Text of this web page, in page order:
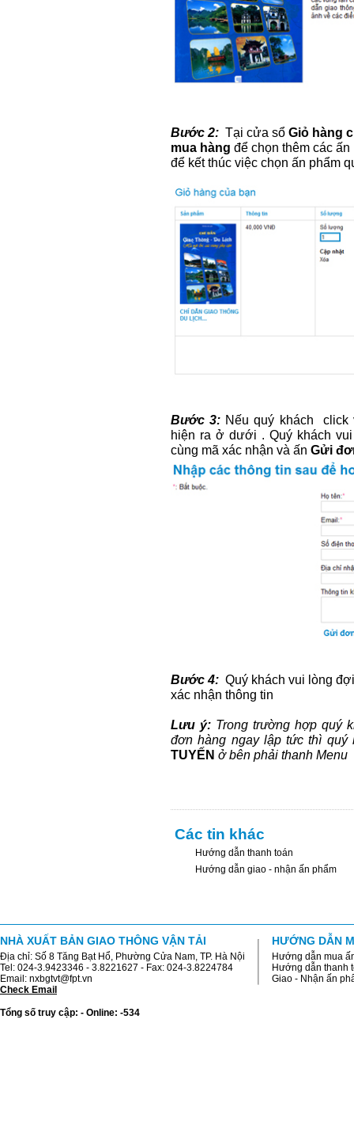
Bước 2: Tại cửa sổ Giỏ hàng
mua hàng để chọn thêm các
để kết thúc việc chọn ấn phẩm
Bước 3: Nếu quý khách
hiện ra ở dưới . Quý khách
cùng mã xác nhận và ấn Gửi
Bước 4: Quý khách vui lòng
xác nhận thông tin
Lưu ý:Trong trường hợp quý
đơn hàng ngay lập tức thì
TUYẾN ở bên phải thanh Menu
Các tin khác
Hướng dẫn thanh toán
Hướng dẫn giao - nhận ấn phẩm
NHÀ XUẤT BẢN GIAO THÔNG VẬN TẢI
Địa chỉ: Số 8 Tăng Bạt Hổ, Phường Cửa Nam, TP. Hà Nội
Tel: 024-3.9423346 - 3.8221627 - Fax: 024-3.8224784
Email: nxbgtvt@fpt.vn
Check Email
Tổng số truy cập: - Online: -534
HƯỚNG DẪN
Hướng dẫn mua
Hướng dẫn thanh
Giao - Nhận ấn